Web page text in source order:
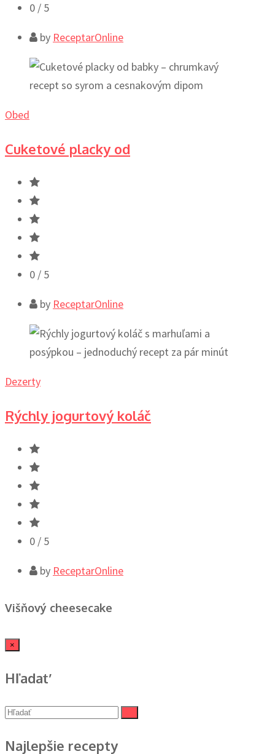
0 / 5
by ReceptarOnline
Obed
Cuketové placky od
0 / 5
by ReceptarOnline
Dezerty
Rýchly jogurtový koláč
0 / 5
by ReceptarOnline
Višňový cheesecake
×
Hľadať
Najlepšie recepty